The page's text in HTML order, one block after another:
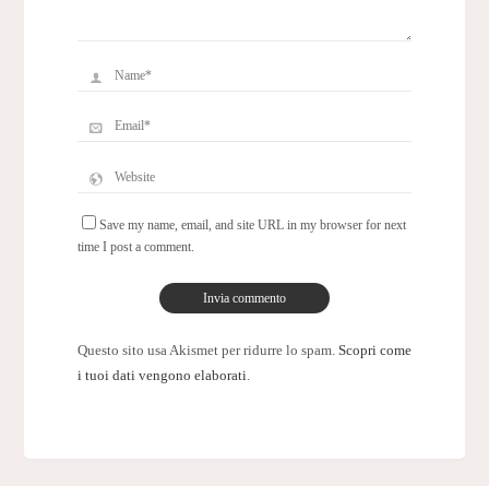
Save my name, email, and site URL in my browser for next
time I post a comment.
Questo sito usa Akismet per ridurre lo spam. Scopri come
i tuoi dati vengono elaborati.